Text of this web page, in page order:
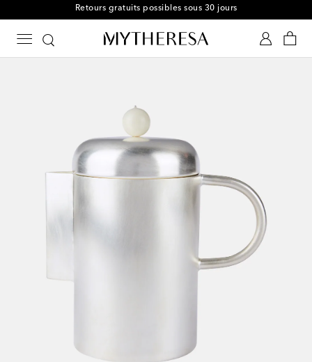
Retours gratuits possibles sous 30 jours